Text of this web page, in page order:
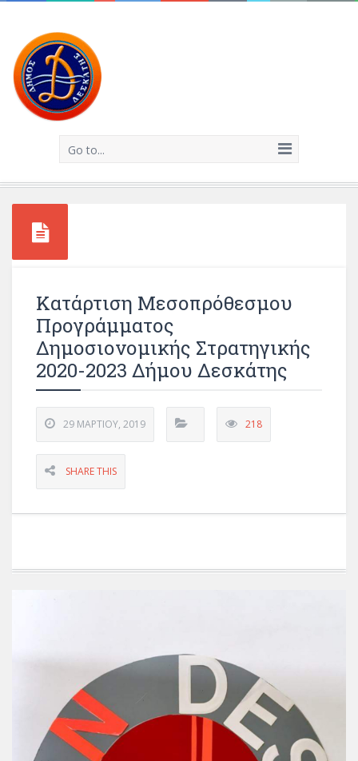
Go to...
Κατάρτιση Μεσοπρόθεσμου
Προγράμματος
Δημοσιονομικής Στρατηγικής
2020-2023 Δήμου Δεσκάτης
29 ΜΑΡΤΊΟΥ, 2019 218
SHARE THIS